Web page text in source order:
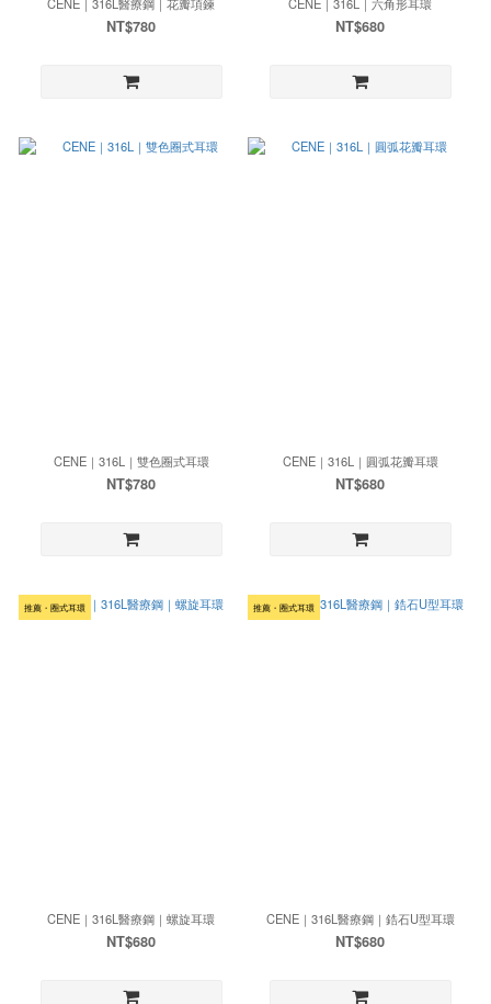
NT$780 NT$680
CENE｜316L｜雙色圈式耳環
NT$780
CENE｜316L｜圓弧花瓣耳環
NT$680
推薦・圈式耳環
CENE｜316L醫療鋼｜螺旋耳環
NT$680
推薦・圈式耳環
CENE｜316L醫療鋼｜鋯石U型耳環
NT$680